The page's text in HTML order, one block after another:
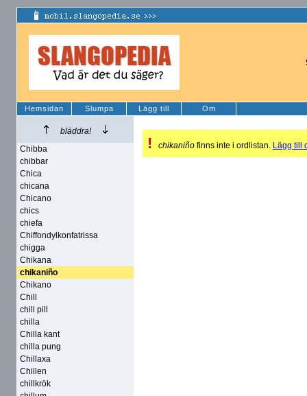
Hemsidan Slumpa Lägg till Om
bläddra!
Chibba
chibbar
Chica
chicana
Chicano
chics
chiefa
Chiffondylkonfatrissa
chigga
Chikana
chikaniño
Chikano
Chill
chill pill
chilla
Chilla kant
chilla pung
Chillaxa
Chillen
chillkrök
! chikaniño finns inte i ordlistan. Lägg till